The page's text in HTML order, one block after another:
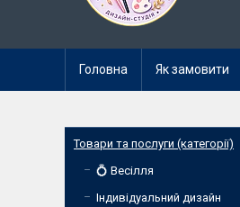
Головна Як замовити
Товари та послуги (категорії)
💍 Весілля
Індивідуальний дизайн